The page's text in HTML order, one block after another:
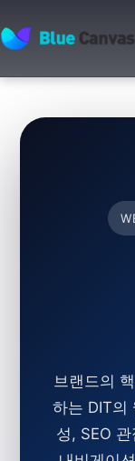
BLUECANVAS
브랜드의
하는 DIT의
성, SEO